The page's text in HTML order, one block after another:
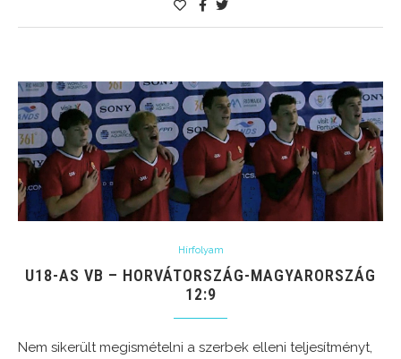
Hírfolyam
U18-AS VB – HORVÁTORSZÁG-MAGYARORSZÁG
12:9
Nem sikerült megismételni a szerbek elleni teljesítményt,